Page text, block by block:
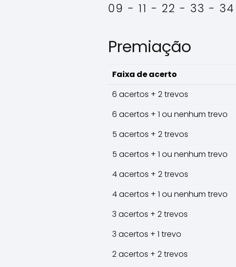
09 - 11 - 22 - 33 -
Premiação
Faixa de acerto
6 acertos + 2 trevos
6 acertos + 1 ou nenhum trevo
5 acertos + 2 trevos
5 acertos + 1 ou nenhum trevo
4 acertos + 2 trevos
4 acertos + 1 ou nenhum trevo
3 acertos + 2 trevos
3 acertos + 1 trevo
2 acertos + 2 trevos